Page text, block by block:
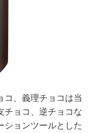
コ、義理チョコは当
チョコ、逆チョコな
ションツールとした